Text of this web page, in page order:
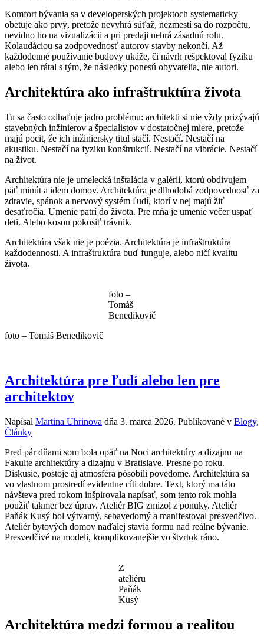
Komfort bývania sa v developerských projektoch systematicky
obetuje ako prvý, pretože nevyhrá súťaž, nezmestí sa do rozpočtu,
nevidno ho na vizualizácii a pri predaji nehrá zásadnú rolu.
Kolaudáciou sa zodpovednosť autorov stavby nekončí. Až
každodenné používanie budovy ukáže, či návrh rešpektoval fyziku
alebo len rátal s tým, že následky ponesú obyvatelia, nie autori.
Architektúra ako infraštruktúra života
Tu sa často odhaľuje jadro problému: architekti si nie vždy prizývajú
stavebných inžinierov a špecialistov v dostatočnej miere, pretože
majú pocit, že ich inžiniersky titul stačí. Nestačí. Nestačí na
akustiku. Nestačí na fyziku konštrukcií. Nestačí na vibrácie. Nestačí
na život.
Architektúra nie je umelecká inštalácia v galérii, ktorú obdivujem
päť minút a idem domov. Architektúra je dlhodobá zodpovednosť za
zdravie, spánok a nervový systém ľudí, ktorí v nej majú žiť
desaťročia. Umenie patrí do života. Pre mňa je umenie večer uspať
deti. Alebo kosou pokosiť trávnik.
Architektúra však nie je poézia. Architektúra je infraštruktúra
každodennosti. A infraštruktúra buď funguje, alebo ničí kvalitu
života.
foto –
Tomáš
Benedikovič
foto – Tomáš Benedikovič
Architektúra pre ľudí alebo len pre
architektov
Napísal Martina Uhrinova dňa 3. marca 2026. Publikované v Blogy,
Články
Pred pár dňami som bola opäť na Noci architektúry a dizajnu na
Fakulte architektúry a dizajnu v Bratislave. Presne po roku.
Diskusie, postoje aj atmosféra pôsobili povedome. Architektúra sa
vo vlastnom prostredí evidentne cíti dobre. Text, ktorý ma táto
návšteva pred rokom inšpirovala napísať, som tento rok mohla
použiť takmer bez úprav. Ateliér BIG zmizol z ponuky. Ateliér
Paňák Kusý bol výtvarný, sebavedomý a manifestoval presvedčivo.
Ateliér bytových domov naďalej stavia formu nad reálne bývanie.
Presvedčivé na modeli, komplikovanejšie vo štvrtok ráno.
Z
ateliéru
Paňák
Kusý
Architektúra medzi formou a realitou